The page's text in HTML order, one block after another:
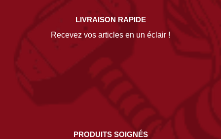
LIVRAISON RAPIDE
Recevez vos articles en un éclair !
PRODUITS SOIGNÉS